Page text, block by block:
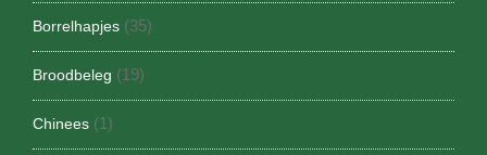
Borrelhapjes (35)
Broodbeleg (19)
Chinees (1)